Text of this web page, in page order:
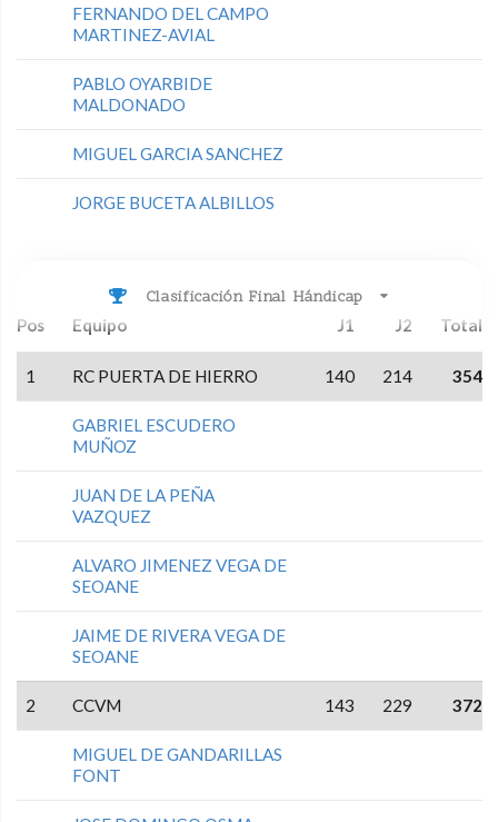
FERNANDO DEL CAMPO
MARTINEZ-AVIAL
PABLO OYARBIDE
MALDONADO
MIGUEL GARCIA SANCHEZ
JORGE BUCETA ALBILLOS
Clasificación Final Hándicap
Pos Equipo J1 J2 Total
1 RC PUERTA DE HIERRO 140 214 354
GABRIEL ESCUDERO
MUÑOZ
JUAN DE LA PEÑA
VAZQUEZ
ALVARO JIMENEZ VEGA DE
SEOANE
JAIME DE RIVERA VEGA DE
SEOANE
2 CCVM 143 229 372
MIGUEL DE GANDARILLAS
FONT